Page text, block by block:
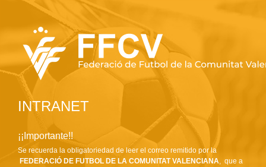
INTRANET
¡¡Importante!!
Se recuerda la obligatoriedad de leer el correo remitido por la
FEDERACIÓ DE FUTBOL DE LA COMUNITAT VALENCIANA, que a